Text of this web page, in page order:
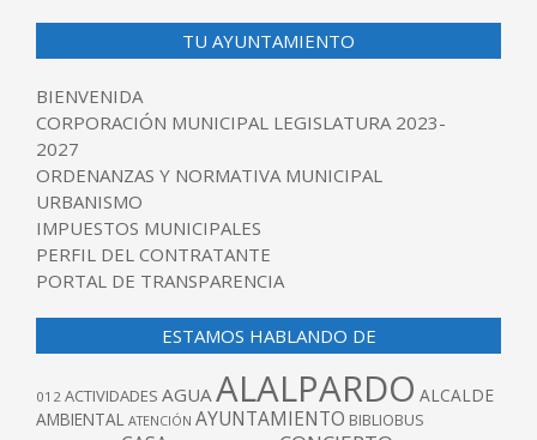
TU AYUNTAMIENTO
BIENVENIDA
CORPORACIÓN MUNICIPAL LEGISLATURA 2023-
2027
ORDENANZAS Y NORMATIVA MUNICIPAL
URBANISMO
IMPUESTOS MUNICIPALES
PERFIL DEL CONTRATANTE
PORTAL DE TRANSPARENCIA
ESTAMOS HABLANDO DE
012 ACTIVIDADES AGUAALALPARDO ALCALDE
AMBIENTAL ATENCIÓN AYUNTAMIENTO BIBLIOBUS